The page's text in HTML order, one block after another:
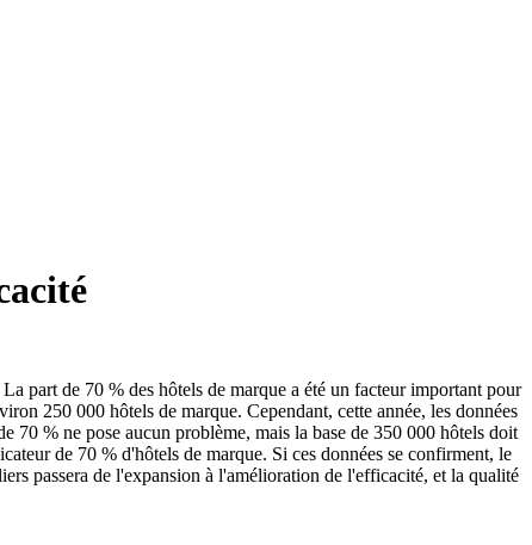
part de 70 % des hôtels de marque a été un facteur important pour
250 000 hôtels de marque. Cependant, cette année, les données
70 % ne pose aucun problème, mais la base de 350 000 hôtels doit
de 70 % d'hôtels de marque. Si ces données se confirment, le
passera de l'expansion à l'amélioration de l'efficacité, et la qualité